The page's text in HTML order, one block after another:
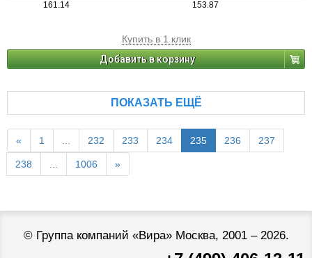
161.14 153.87
Купить в 1 клик
Добавить в корзину
ПОКАЗАТЬ ЕЩЁ
« 1 ... 232 233 234 235 236 237
238 ... 1006 »
© Группа компаний «Вира»Москва, 2001 – 2026.